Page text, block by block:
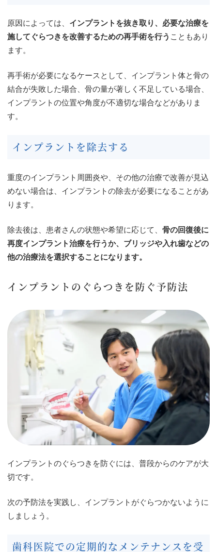
原因によっては、 インプラントを抜き取り、必要な治療を
施してぐらつきを改善するための再手術を行う こともあり
ます。
再手術が必要になるケースとして、インプラント体と骨の
結合が失敗した場合、骨の量が著しく不足している場合、
インプラントの位置や角度が不適切な場合などがありま
す。
インプラントを除去する
重度のインプラント周囲炎や、その他の治療で改善が見込
めない場合は、インプラントの除去が必要になることがあ
ります。
除去後は、患者さんの状態や希望に応じて、 骨の回復後に
再度インプラント治療を行うか、ブリッジや入れ歯などの
他の治療法を選択することになります。
インプラントのぐらつきを防ぐ予防法
インプラントのぐらつきを防ぐには、普段からのケアが大
切です。
次の予防法を実践し、インプラントがぐらつかないように
しましょう。
歯科医院での定期的なメンテナンスを受